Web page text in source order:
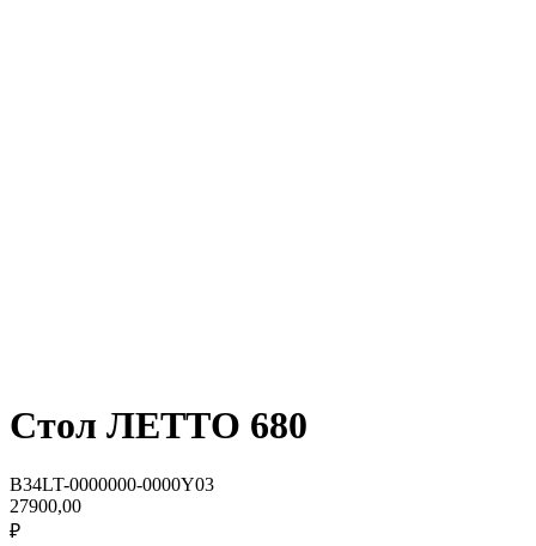
Стол ЛЕТТО 680
B34LT-0000000-0000Y03
27900,00
₽